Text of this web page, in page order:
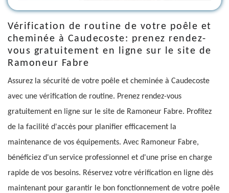
Vérification de routine de votre poêle et
cheminée à Caudecoste: prenez rendez-
vous gratuitement en ligne sur le site de
Ramoneur Fabre
Assurez la sécurité de votre poêle et cheminée à Caudecoste
avec une vérification de routine. Prenez rendez-vous
gratuitement en ligne sur le site de Ramoneur Fabre. Profitez
de la facilité d'accès pour planifier efficacement la
maintenance de vos équipements. Avec Ramoneur Fabre,
bénéficiez d'un service professionnel et d'une prise en charge
rapide de vos besoins. Réservez votre vérification en ligne dès
maintenant pour garantir le bon fonctionnement de votre poêle